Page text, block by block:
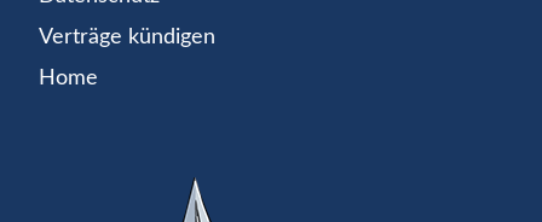
Verträge kündigen
Home